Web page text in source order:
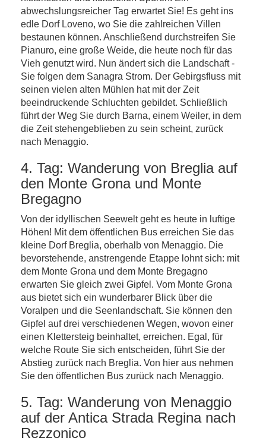
abwechslungsreicher Tag erwartet Sie! Es geht ins
edle Dorf Loveno, wo Sie die zahlreichen Villen
bestaunen können. Anschließend durchstreifen Sie
Pianuro, eine große Weide, die heute noch für das
Vieh genutzt wird. Nun ändert sich die Landschaft -
Sie folgen dem Sanagra Strom. Der Gebirgsfluss mit
seinen vielen alten Mühlen hat mit der Zeit
beeindruckende Schluchten gebildet. Schließlich
führt der Weg Sie durch Barna, einem Weiler, in dem
die Zeit stehengeblieben zu sein scheint, zurück
nach Menaggio.
4. Tag: Wanderung von Breglia auf
den Monte Grona und Monte
Bregagno
Von der idyllischen Seewelt geht es heute in luftige
Höhen! Mit dem öffentlichen Bus erreichen Sie das
kleine Dorf Breglia, oberhalb von Menaggio. Die
bevorstehende, anstrengende Etappe lohnt sich: mit
dem Monte Grona und dem Monte Bregagno
erwarten Sie gleich zwei Gipfel. Vom Monte Grona
aus bietet sich ein wunderbarer Blick über die
Voralpen und die Seenlandschaft. Sie können den
Gipfel auf drei verschiedenen Wegen, wovon einer
einen Klettersteig beinhaltet, erreichen. Egal, für
welche Route Sie sich entscheiden, führt Sie der
Abstieg zurück nach Breglia. Von hier aus nehmen
Sie den öffentlichen Bus zurück nach Menaggio.
5. Tag: Wanderung von Menaggio
auf der Antica Strada Regina nach
Rezzonico